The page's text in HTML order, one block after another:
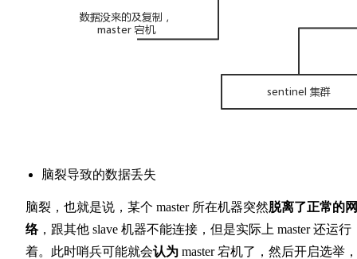
脑裂导致的数据丢失
脑裂，也就是说，某个 master 所在机器突然脱离了正常的网
络，跟其他 slave 机器不能连接，但是实际上 master 还运行
着。此时哨兵可能就会认为 master 宕机了，然后开启选举，